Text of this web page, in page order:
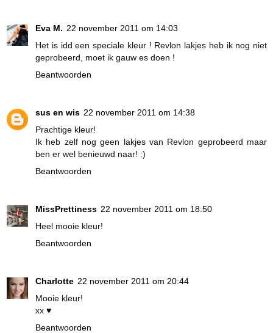
Eva M. 22 november 2011 om 14:03
Het is idd een speciale kleur ! Revlon lakjes heb ik nog niet
geprobeerd, moet ik gauw es doen !
Beantwoorden
sus en wis 22 november 2011 om 14:38
Prachtige kleur!
Ik heb zelf nog geen lakjes van Revlon geprobeerd maar
ben er wel benieuwd naar! :)
Beantwoorden
MissPrettiness 22 november 2011 om 18:50
Heel mooie kleur!
Beantwoorden
Charlotte 22 november 2011 om 20:44
Mooie kleur!
xx ♥
Beantwoorden